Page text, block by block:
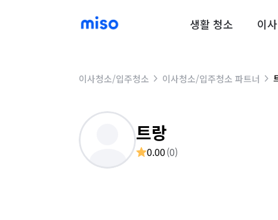
생활 청소 이
이사청소/입주청소 이사청소/입주청소 파트너
트랑
0.00(0)